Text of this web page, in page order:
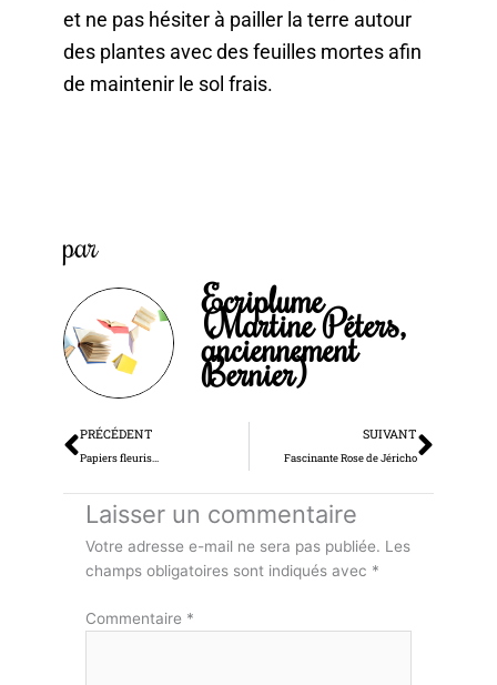
et ne pas hésiter à pailler la terre autour
des plantes avec des feuilles mortes afin
de maintenir le sol frais.
par
Ecriplume
(Martine Péters,
anciennement
Bernier)
Précédent
PRÉCÉDENT
Papiers fleuris…
SUIVANT
Fascinante Rose de Jéricho
Laisser un commentaire
Votre adresse e-mail ne sera pas publiée. Les
champs obligatoires sont indiqués avec *
Commentaire *